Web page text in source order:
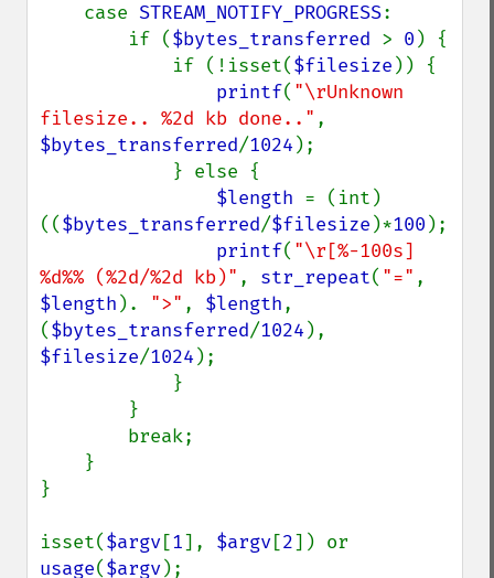
    case
STREAM_NOTIFY_PROGRESS:
        if (
$bytes_transferred > 0 ) {
            if (!isset(
$filesize )) {
printf( "\rUnknown
filesize.. %2d kb done.."
$bytes_transferred/1024 );
$length = (int)
(($bytes_transferred/$filesize )*100 );
printf( "\r[%-100s]
%d%% (%2d/%2d kb)" , str_repeat( "="
$length ). ">" , $length,
($bytes_transferred/1024
$filesize/1024 );
}
isset($argv[1], $argv[2
usage($argv);